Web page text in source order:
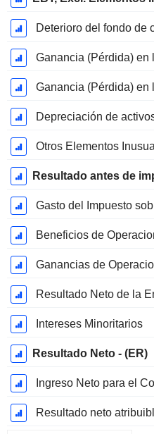
Deterioro del fondo de
Gasto del Impuesto
Beneficios de
Ganancias de
Resultado Neto de la
Intereses Minoritarios
Resultado Neto - (ER)